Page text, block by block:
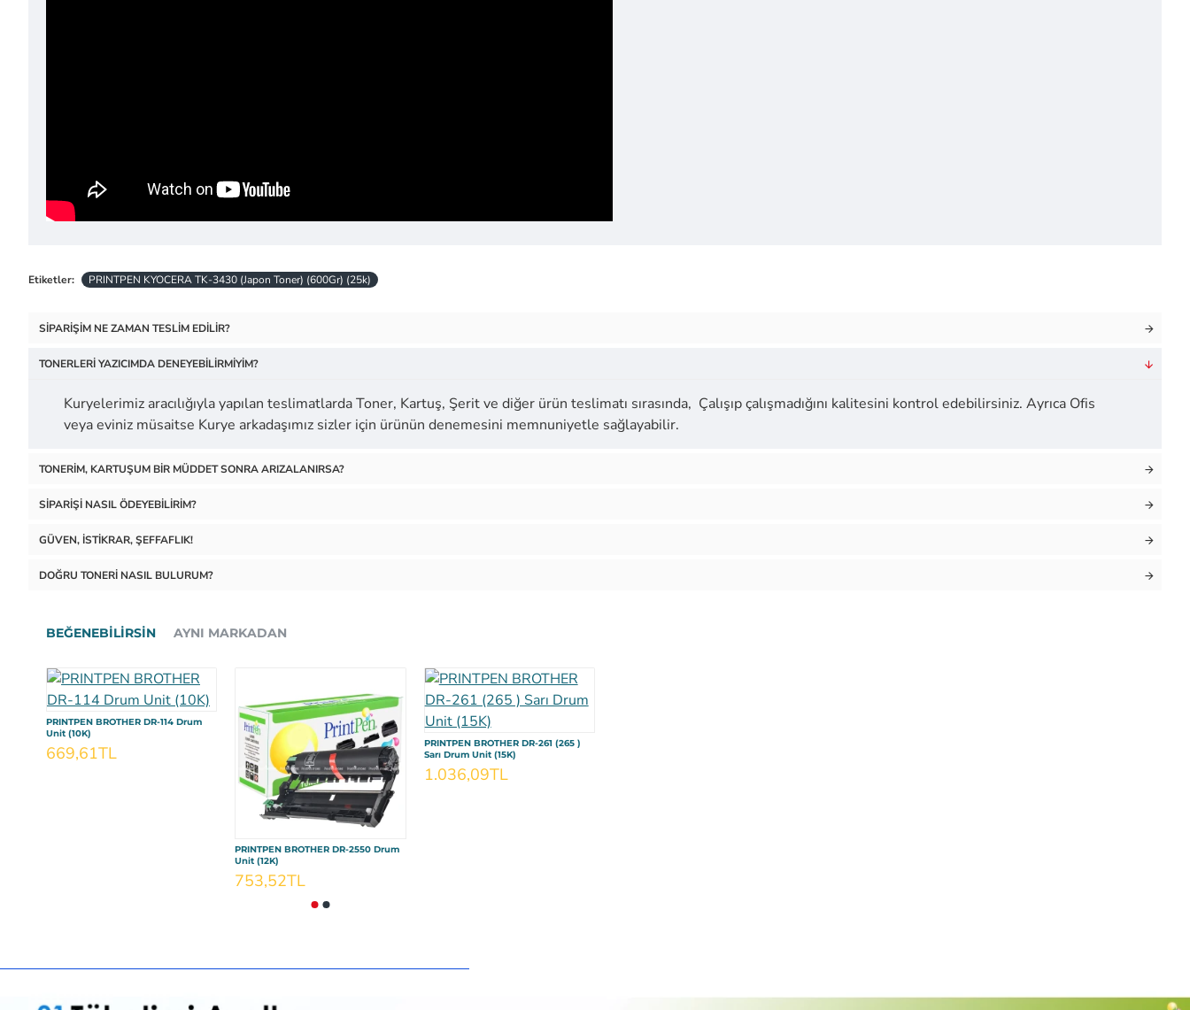
Etiketler: PRINTPEN KYOCERA TK-3430 (Japon Toner) (600Gr) (25k)
SIPARIŞIM NE ZAMAN TESLIM EDILIR?
TONERLERI YAZICIMDA DENEYEBILIRMIYIM?
Kuryelerimiz aracılığıyla yapılan teslimatlarda Toner, Kartuş, Şerit ve diğer ürün teslimatı sırasında, Çalışıp çalışmadığını kalitesini kontrol edebilirsiniz. Ayrıca Ofis
veya eviniz müsaitse Kurye arkadaşımız sizler için ürünün denemesini memnuniyetle sağlayabilir.
TONERIM, KARTUŞUM BIR MÜDDET SONRA ARIZALANIRSA?
SIPARIŞI NASIL ÖDEYEBILIRIM?
GÜVEN, İSTIKRAR, ŞEFFAFLIK!
DOĞRU TONERI NASIL BULURUM?
BEĞENEBILIRSIN AYNI MARKADAN
PRINTPEN BROTHER DR-114 Drum
Unit (10K)
669,61TL
PRINTPEN BROTHER DR-2550 Drum
Unit (12K)
753,52TL
PRINTPEN BROTHER DR-261 (265 )
Sarı Drum Unit (15K)
1.036,09TL